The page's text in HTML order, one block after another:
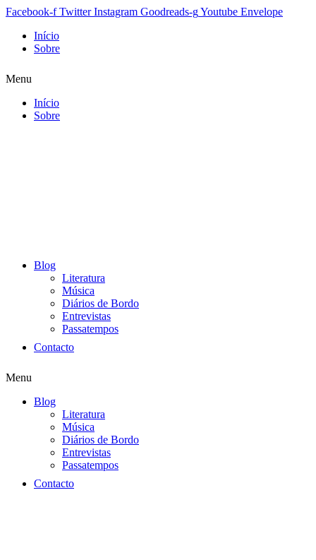
Facebook-f Twitter Instagram Goodreads-gYoutube Envelope
Início
Sobre
Menu
Início
Sobre
Blog
Literatura
Música
Diários de Bordo
Entrevistas
Passatempos
Contacto
Menu
Blog
Literatura
Música
Diários de Bordo
Entrevistas
Passatempos
Contacto